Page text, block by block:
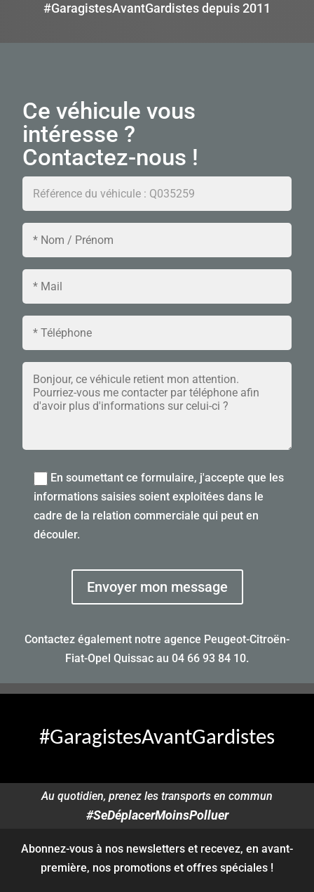
#GaragistesAvantGardistes depuis 2011
Ce véhicule vous
intéresse ?
Contactez-nous !
En soumettant ce formulaire, j'accepte que les
informations saisies soient exploitées dans le
cadre de la relation commerciale qui peut en
découler.
Envoyer mon message
Contactez également notre agence Peugeot-Citroën-
Fiat-Opel Quissac au 04 66 93 84 10.
#GaragistesAvantGardistes
Au quotidien, prenez les transports en commun
#SeDéplacerMoinsPolluer
Abonnez-vous à nos newsletters et recevez, en avant-
première, nos promotions et offres spéciales !